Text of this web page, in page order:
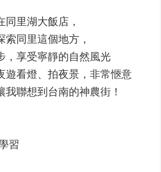
同里湖大飯店，
同里這個地方，
，享受寧靜的自然風光
遊看燈、拍夜景，非常愜意
我聯想到台南的神農街！
習